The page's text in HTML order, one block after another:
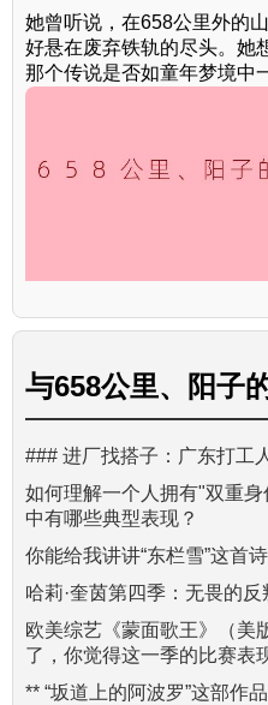
她曾听说，在658公里外的
好悬在废弃铁轨的尽头。她
那个传说是否如童年梦境中
与658公里、阳子
### 进厂找搭子：广东打工
如何理解一个人拥有"双重
中有哪些典型表现？
你能给我讲讲“东栏雪”这首
哈莉·奎茵第四季：无畏的
欧美综艺《蒙面歌王》（美
了，你觉得这一季的比赛表
** “坂道上的阿波罗”这部作